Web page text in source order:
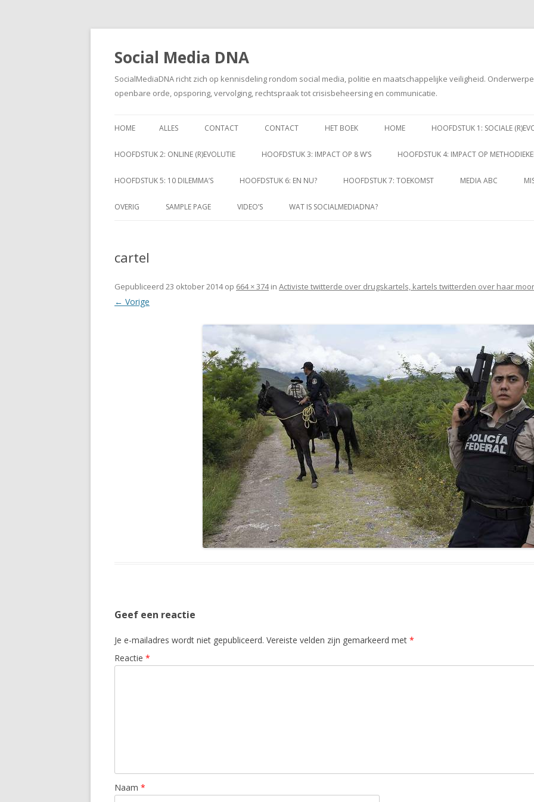
Social Media DNA
SocialMediaDNA richt zich op kennisdeling rondom social media, politie en maatschappelijke veiligheid.
openbare orde, opsporing, vervolging, rechtspraak tot crisisbeheersing en communicatie.
naar
HOME ALLES CONTACT CONTACT HET BOEK HOME HOOFDSTUK 1: SOCIALE
HOOFDSTUK 2: ONLINE (R)EVOLUTIE HOOFDSTUK 3: IMPACT OP 8 W’S HOOFDSTUK 4: IMPACT OP
HOOFDSTUK 5: 10 DILEMMA’S HOOFDSTUK 6: EN NU? HOOFDSTUK 7: TOEKOMST MEDIA ABC
OVERIG SAMPLE PAGE VIDEO’S WAT IS SOCIALMEDIADNA?
cartel
Gepubliceerd 23 oktober 2014op 664 × 374in Activiste twitterde over drugskartels, kartels twitterden over haar
← Vorige
Geef een reactie
Je e-mailadres wordt niet gepubliceerd. Vereiste velden zijn gemarkeerd met *
Reactie *
Naam *